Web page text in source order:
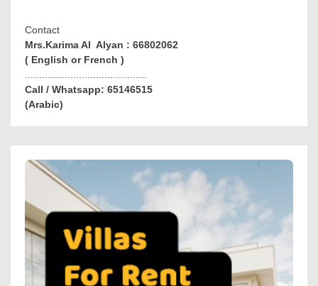
Contact
Mrs.Karima Al Alyan : 66802062
( English or French )
Call / Whatsapp: 65146515
(Arabic)